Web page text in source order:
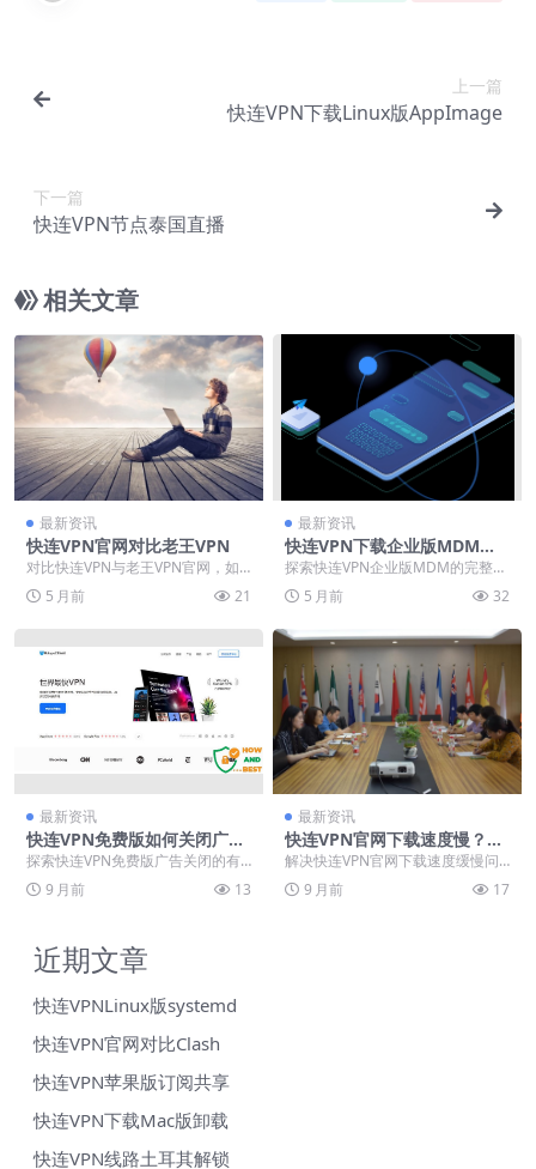
上一篇
快连VPN下载Linux版AppImage
下一篇
快连VPN节点泰国直播
相关文章
最新资讯
快连VPN官网对比老王VPN
对比快连VPN与老王VPN官网，如
何选择适合您的网络工具？本文深
入解析两款服务的...
5 月前 21
最新资讯
快连VPN下载企业版MDM移
动设备管理部署
探索快连VPN企业版MDM的完整部
署指南，助企业构建安全移动办公
环境。内容涵盖官...
5 月前 32
最新资讯
快连VPN免费版如何关闭广
告？2025年纯净体验设置教程
探索快连VPN免费版广告关闭的有
效方法，了解广告出现机制与优化
设置。通过开启自动...
9 月前 13
最新资讯
快连VPN官网下载速度慢？20
25年高速镜像与迅雷链接分享
解决快连VPN官网下载速度缓慢问
题，本文提供2025年已验证的高速
下载方案。针对...
9 月前 17
近期文章
快连VPNLinux版systemd
快连VPN官网对比Clash
快连VPN苹果版订阅共享
快连VPN下载Mac版卸载
快连VPN线路土耳其解锁